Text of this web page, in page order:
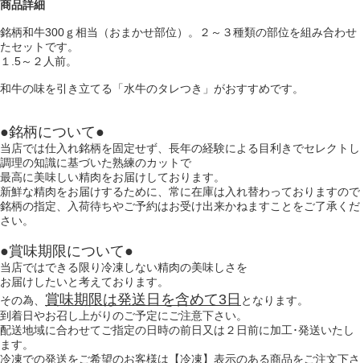
商品詳細
銘柄和牛300ｇ相当（おまかせ部位）。２～３種類の部位を組み合わせ
たセットです。
１.5～２人前。
和牛の味を引き立てる「水牛のタレつき」がおすすめです。
●銘柄について●
当店では仕入れ銘柄を固定せず、長年の経験による目利きでセレクトし
調理の知識に基づいた熟練のカットで
最高に美味しい精肉をお届けしております。
新鮮な精肉をお届けするために、常に在庫は入れ替わっておりますので
銘柄の指定、入荷待ちやご予約はお受け出来かねますことをご了承くだ
さい。
●賞味期限について●
当店ではできる限り冷凍しない精肉の美味しさを
お届けしたいと考えております。
その為、 賞味期限は発送日を含めて3日 となります。
到着日やお召し上がりのご予定にご注意下さい。
配送地域に合わせてご指定の日時の前日又は２日前に加工･発送いたし
ます。
冷凍での発送をご希望のお客様は【冷凍】表示のある商品をご注文下さ